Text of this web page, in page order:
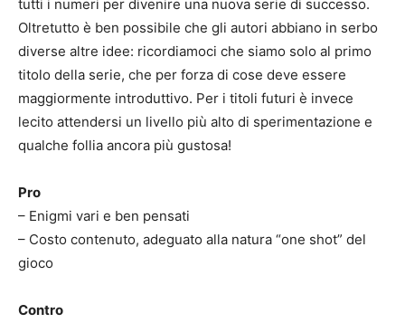
tutti i numeri per divenire una nuova serie di successo.
Oltretutto è ben possibile che gli autori abbiano in serbo
diverse altre idee: ricordiamoci che siamo solo al primo
titolo della serie, che per forza di cose deve essere
maggiormente introduttivo. Per i titoli futuri è invece
lecito attendersi un livello più alto di sperimentazione e
qualche follia ancora più gustosa!
Pro
– Enigmi vari e ben pensati
– Costo contenuto, adeguato alla natura “one shot” del
gioco
Contro